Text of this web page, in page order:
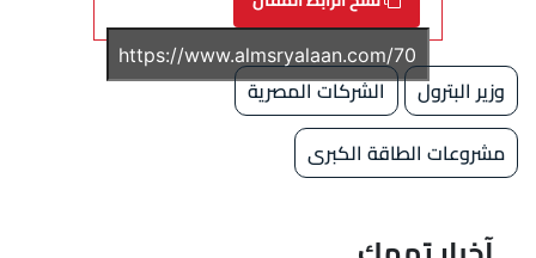
وزير البترول
الشركات المصرية
مشروعات الطاقة الكبرى